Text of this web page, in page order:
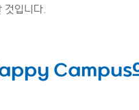
것입니다.
Campus